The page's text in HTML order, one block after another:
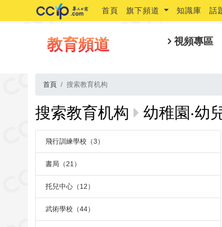
首頁 旗下頻道 知識庫 話
教育頻道 視頻專區
首頁 搜索教育机构
搜索教育机构 幼稚園‧幼
飛行訓練學校（3）
書局（21）
托兒中心（12）
武術學校（44）